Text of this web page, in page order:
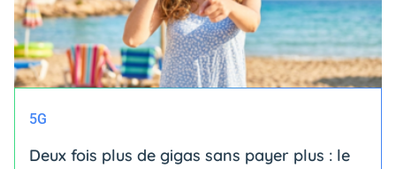
5G
Deux fois plus de gigas sans payer plus : le